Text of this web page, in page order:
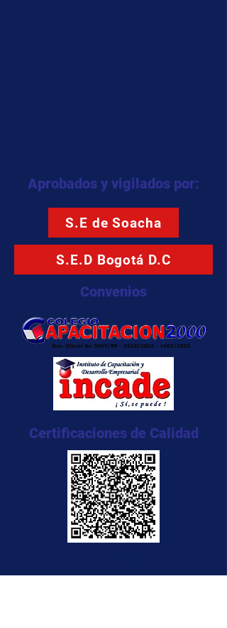
Aprobados y vigilados por:
S.E de Soacha
S.E.D Bogotá D.C
Convenios
Certificaciones de Calidad